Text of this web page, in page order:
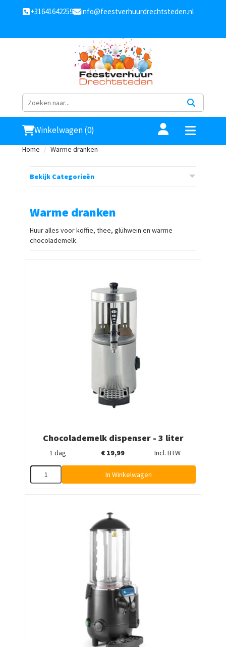
+31641642259 info@feestverhuurdrechtsteden.nl
Winkelwagen (0)
Home Warme dranken
Bekijk Categorieën
Warme dranken
Huur alles voor koffie, thee, glühwein en warme
chocolademelk.
Chocolademelk dispenser - 3 liter
1 dag € 19,99 Incl. BTW
In Winkelwagen